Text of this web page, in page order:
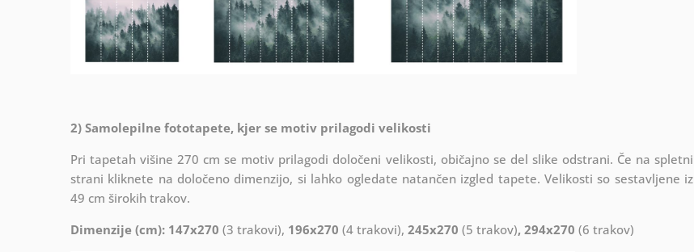
2) Samolepilne fototapete, kjer se motiv prilagodi velikosti
Pri tapetah višine 270 cm se motiv prilagodi določeni velikosti, običajno se del slike odstrani. Če na spletni
strani kliknete na določeno dimenzijo, si lahko ogledate natančen izgled tapete. Velikosti so sestavljene iz
49 cm širokih trakov.
Dimenzije (cm): 147x270 (3 trakovi), 196x270 (4 trakovi), 245x270 (5 trakov), 294x270 (6 trakov)